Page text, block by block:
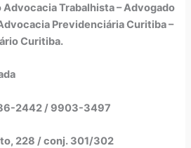
Advocacia Trabalhista – Advogado
Previdenciária Curitiba –
Curitiba.
2442 / 9903-3497
228 / conj. 301/302